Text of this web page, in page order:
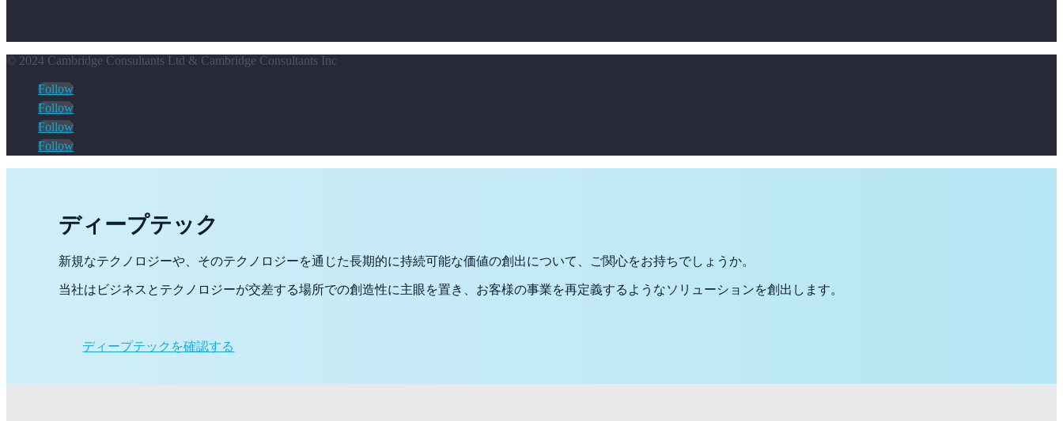
© 2024 Cambridge Consultants Ltd & Cambridge Consultants Inc
Follow
Follow
Follow
Follow
ディープテック
新規なテクノロジーや、そのテクノロジーを通じた長期的に持続可能な価値の創出について、ご関心をお持ちでしょうか。
当社はビジネスとテクノロジーが交差する場所での創造性に主眼を置き、お客様の事業を再定義するようなソリューションを創出します。
ディープテックを確認する